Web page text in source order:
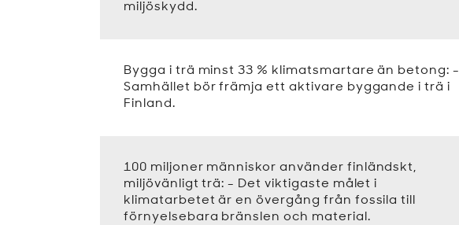
miljöskydd.
Bygga i trä minst 33 % klimatsmartare än betong: -
Samhället bör främja ett aktivare byggande i trä i
Finland.
100 miljoner människor använder finländskt,
miljövänligt trä: - Det viktigaste målet i
klimatarbetet är en övergång från fossila till
förnyelsebara bränslen och material.